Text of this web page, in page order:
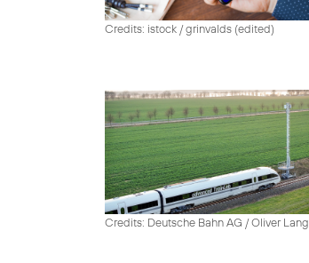
Credits: istock / grinvalds (edited)
Credits: Deutsche Bahn AG / Oliver Lang